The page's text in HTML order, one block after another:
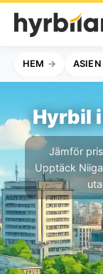
HEM ASIEN
Hyrbil
Jämför
Upptäck